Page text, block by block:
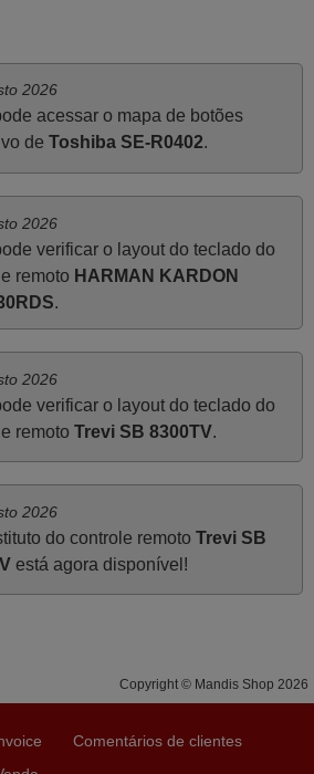
Ninguém em loja nenhuma me
funcionar. Apenas diziam que
mas podiam não funcionar.
PORTUGAL
Junho 2025
bem embalado mas não é de
obrigada!..
Novembro 2025
PORTUGAL
sobre a experiência que
encomenda, informação ao
2026
acessar o mapa de botões
de Toshiba SE-R0402.
2026
verificar o layout do teclado do
remoto HARMAN KARDON
.
2026
verificar o layout do teclado do
remoto Trevi SB 8300TV.
2026
do controle remoto Trevi SB
está agora disponível!
Copyright © Mandis Shop 2026
Comentários de clientes